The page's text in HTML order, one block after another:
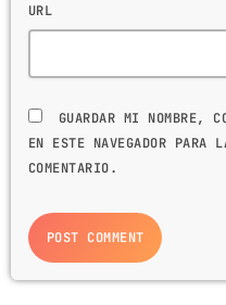
URL
GUARDAR MI NOMBRE,
EN ESTE NAVEGADOR PARA
COMENTARIO.